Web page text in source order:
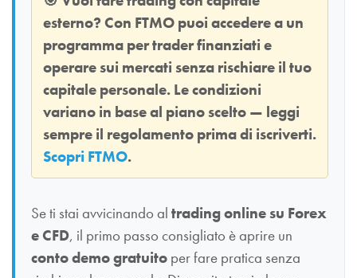
esterno? Con FTMO puoi accedere a un
programma per trader finanziati e
operare sui mercati senza rischiare il tuo
capitale personale. Le condizioni
variano in base al piano scelto — leggi
sempre il regolamento prima di iscriverti.
Scopri FTMO.
Se ti stai avvicinando al trading online su Forex
e CFD, il primo passo consigliato è aprire un
conto demo gratuito per fare pratica senza